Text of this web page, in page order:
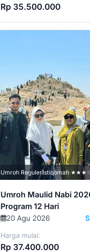
Rp 35.500.000
Umroh RegulerIstiqomah
Umroh Maulid Nabi
Program 12 Hari
20 Agu 2026
Harga mulai:
Rp 37.400.000